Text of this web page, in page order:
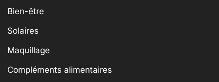
Bien-être
Solaires
Maquillage
Compléments alimentaires